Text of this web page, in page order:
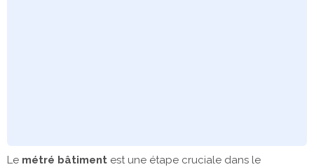
Le métré bâtiment est une étape cruciale dans le